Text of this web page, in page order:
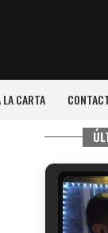
LA CARTA